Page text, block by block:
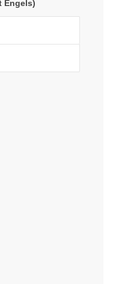
Engels)